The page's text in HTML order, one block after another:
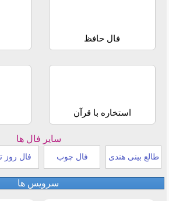
فال حافظ
استخاره با قرآن
سایر فال ها
طالع بینی هندی فال چوب فال روز
سرویس ها